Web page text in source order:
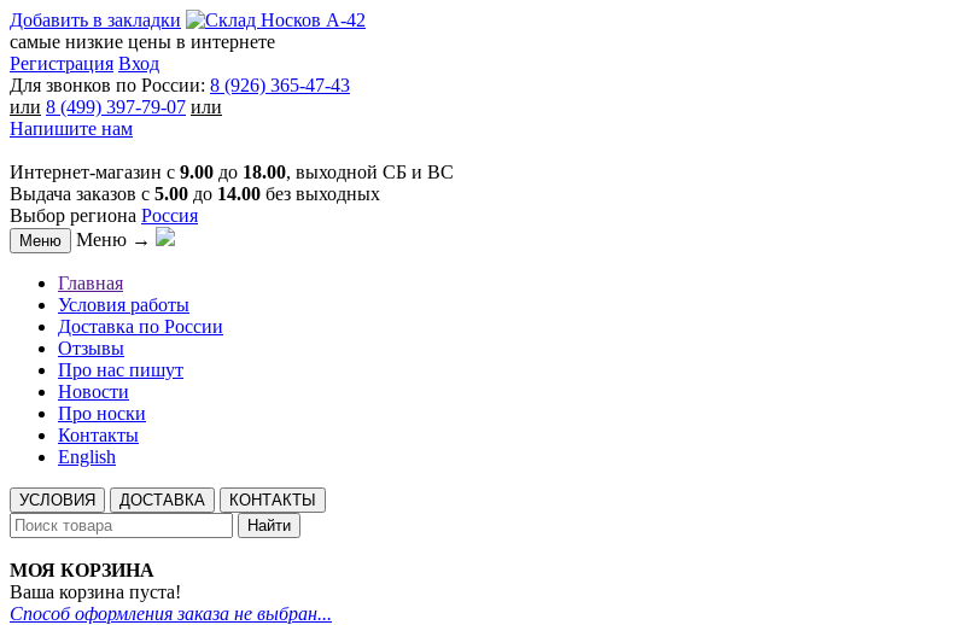
Добавить в закладки
самые низкие цены в интернете
Регистрация Вход
Для звонков по России: 8 (926) 365-47-43
или 8 (499) 397-79-07 или
Напишите нам
Интернет-магазин с 9.00 до 18.00, выходной СБ и ВС
Выдача заказов с 5.00 до 14.00 без выходных
Выбор региона Россия
Меню Меню →
Главная
Условия работы
Доставка по России
Отзывы
Про нас пишут
Новости
Про носки
Контакты
English
УСЛОВИЯ ДОСТАВКА
КОНТАКТЫ
Найти
МОЯ КОРЗИНА
Ваша корзина пуста!
Способ оформления заказа не выбран...